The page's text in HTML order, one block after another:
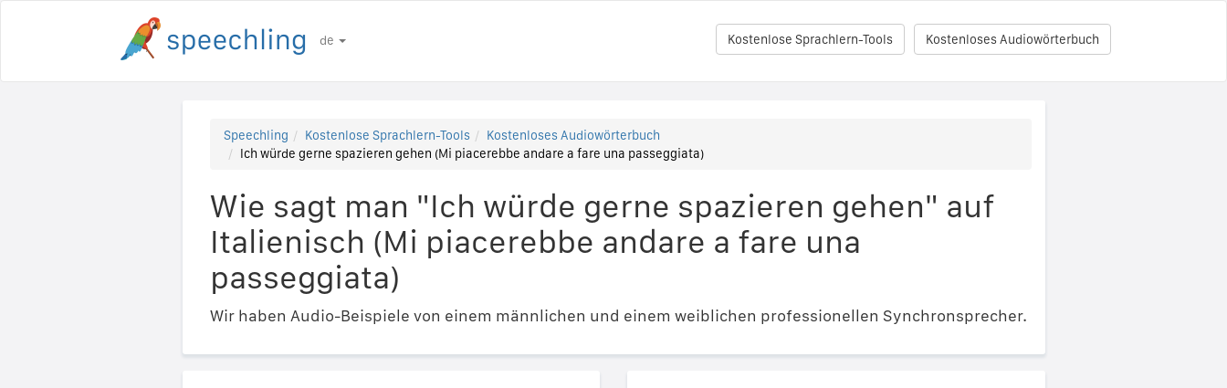
de Kostenloses Audiowörterbuch
Kostenlose Sprachlern-Tools
Speechling Kostenlose Sprachlern-Tools
Kostenloses Audiowörterbuch
Ich würde gerne spazieren gehen (Mi piacerebbe andare a fare una passeggiata)
Wie sagt man "Ich würde gerne spazieren gehen" auf
Italienisch (Mi piacerebbe andare a fare una
passeggiata)
Wir haben Audio-Beispiele von einem männlichen und einem weiblichen professionellen Synchronsprecher.